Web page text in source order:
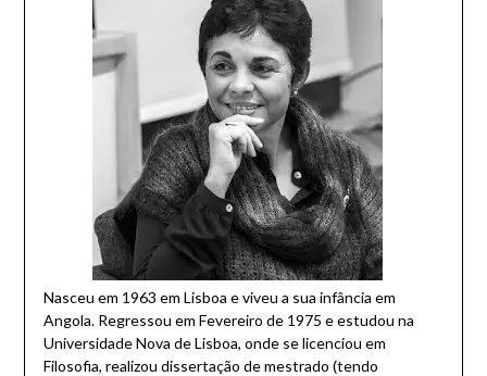
Nasceu em 1963 em Lisboa e viveu a sua infância em
Angola. Regressou em Fevereiro de 1975 e estudou na
Universidade Nova de Lisboa, onde se licenciou em
Filosofia, realizou dissertação de mestrado (tendo